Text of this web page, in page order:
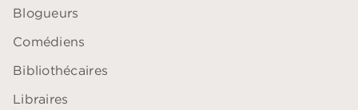
Blogueurs
Comédiens
Bibliothécaires
Libraires